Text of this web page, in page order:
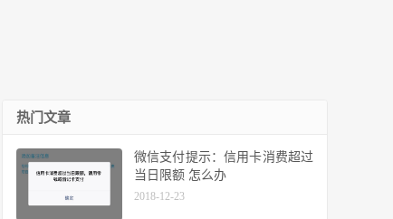
热门文章
微信支付提示：信用卡消费超过
当日限额 怎么办
2018-12-23